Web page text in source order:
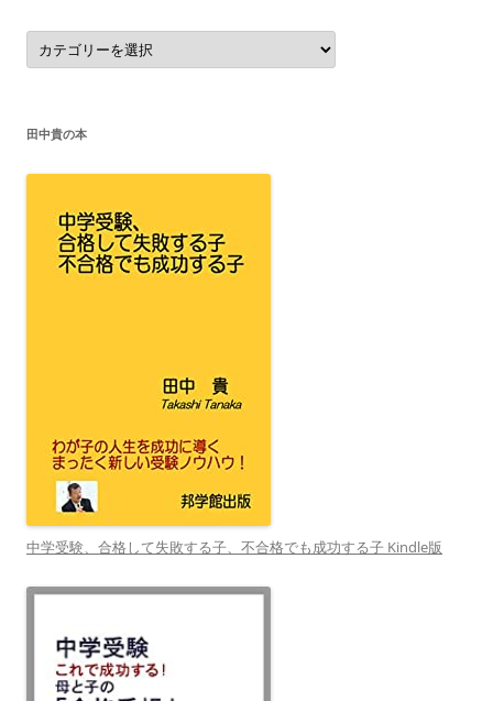
カ
テ
ゴ
田中貴の本
中学受験、合格して失敗する子、不合格でも成功する子 Kindle版